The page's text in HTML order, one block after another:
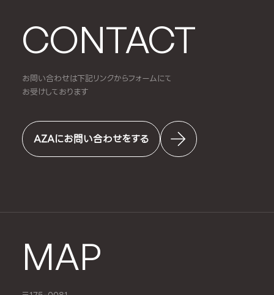
CONTACT
お問い合わせは下記リンクからフォームにて
お受けしております
AZAにお問い合わせをする
MAP